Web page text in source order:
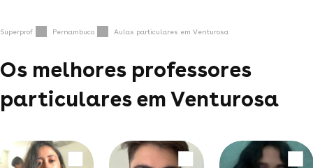
Superprof Pernambuco Aulas particulares em Venturosa
Os melhores professores
particulares em Venturosa